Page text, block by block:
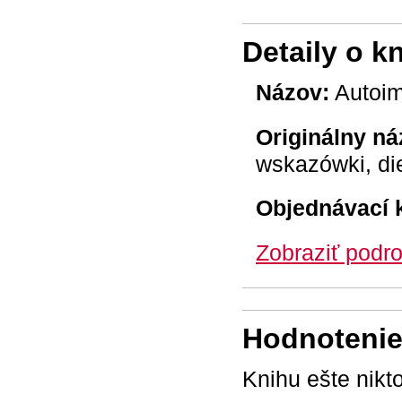
Detaily o
Názov:
Originálny
wskazówki,
Objednávací
Zobraziť
Knihu ešte